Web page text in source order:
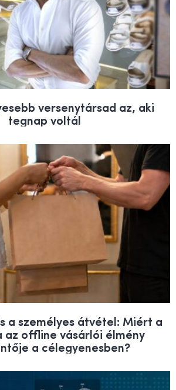
versenytársad az, aki
tegnap voltál
a személyes átvétel: Miért a
az offline vásárlói élmény
a célegyenesben?